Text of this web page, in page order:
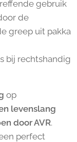
gebruik
de
greep uit pakka
bij rechtshandig
op
levenslang
door AVR.
perfect